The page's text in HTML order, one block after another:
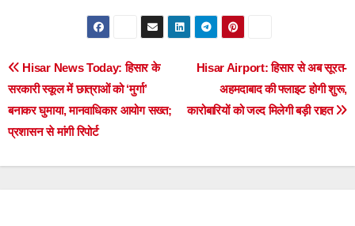
Post
navigation
Hisar Airport: हिसार से अब सूरत-
अहमदाबाद की फ्लाइट होगी शुरू,
कारोबारियों को जल्द मिलेगी बड़ी राहत
Hisar News Today: हिसार के
सरकारी स्कूल में छात्राओं को ‘मुर्गा’
बनाकर घुमाया, मानवाधिकार आयोग सख्त;
प्रशासन से मांगी रिपोर्ट